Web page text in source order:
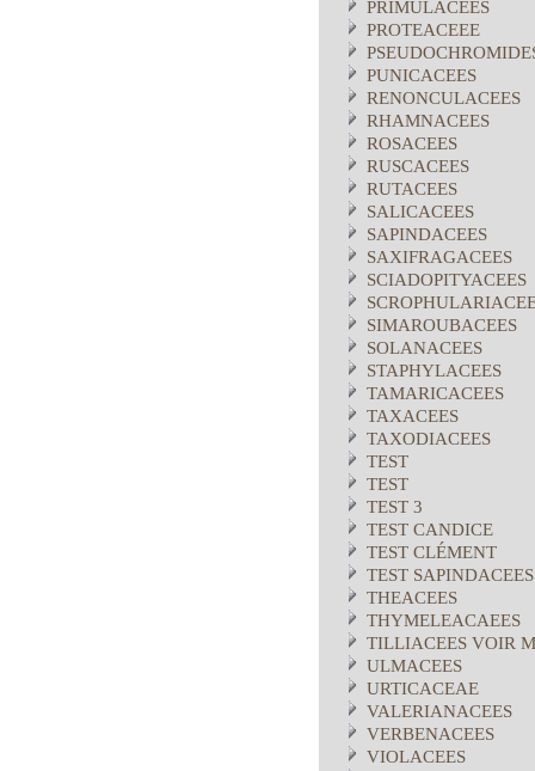
PRIMULACEES
PROTEACEEE
PUNICACEES
RENONCULACEES
RHAMNACEES
ROSACEES
RUSCACEES
RUTACEES
SALICACEES
SAPINDACEES
SAXIFRAGACEES
SCIADOPITYACEES
SIMAROUBACEES
SOLANACEES
STAPHYLACEES
TAMARICACEES
TAXACEES
TAXODIACEES
TEST
TEST
TEST 3
TEST CANDICE
TEST CLÉMENT
TEST
THEACEES
THYMELEACAEES
TILLIACEES VOIR
ULMACEES
URTICACEAE
VALERIANACEES
VERBENACEES
VIOLACEES